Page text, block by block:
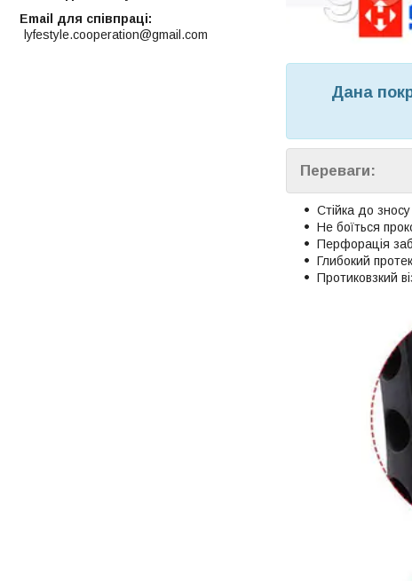
Дана
Переваги:
Стійка до
Не боїться
Перфорація
Глибокий
Протиковзкий
Email для співпраці
lyfestyle.cooperation@gmail.com